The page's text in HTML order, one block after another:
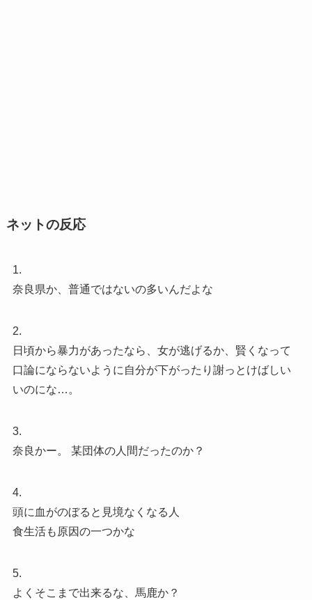
ネットの反応
1.
奈良県か、普通ではないの多いんだよな
2.
日頃から暴力があったなら、女が逃げるか、賢くなって
口論にならないように自分が下がったり謝っとけばしい
いのにな…。
3.
奈良かー。 某団体の人間だったのか？
4.
頭に血がのぼると見境なくなる人
食生活も原因の一つかな
5.
よくそこまで出来るな、馬鹿か？